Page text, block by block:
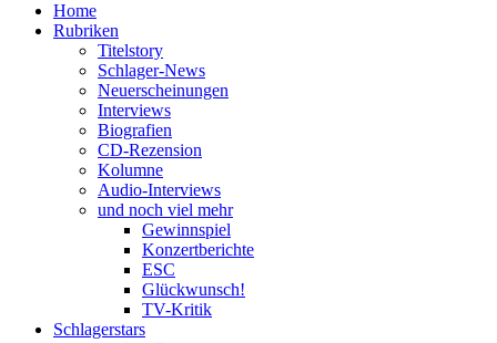
Home
Rubriken
Titelstory
Schlager-News
Neuerscheinungen
Interviews
Biografien
CD-Rezension
Kolumne
Audio-Interviews
und noch viel mehr
Gewinnspiel
Konzertberichte
ESC
Glückwunsch!
TV-Kritik
Schlagerstars